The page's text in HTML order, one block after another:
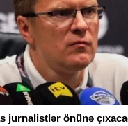
jurnalistlər önünə